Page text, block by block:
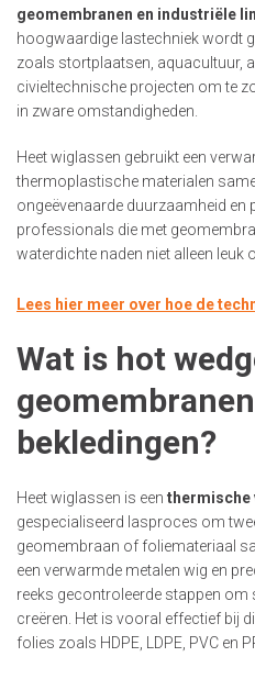
geomembranen en industriële
hoogwaardige lastechniek wordt
zoals stortplaatsen, aquacultuur,
civieltechnische projecten om te
in zware omstandigheden.
Heet wiglassen gebruikt een
thermoplastische materialen
ongeëvenaarde duurzaamheid en
professionals die met
waterdichte naden niet alleen leuk
Lees hier meer over hoe de
Wat is hot
bekledingen?
Heet wiglassen is een thermische
gespecialiseerd lasproces om
geomembraan of foliemateriaal
een verwarmde metalen wig en
reeks gecontroleerde stappen om
creëren. Het is vooral effectief bij
folies zoals HDPE, LDPE, PVC en